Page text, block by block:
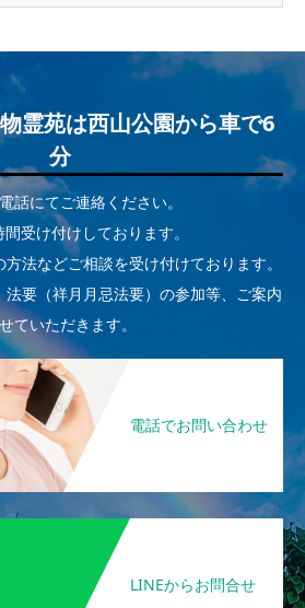
霊苑は西山公園から車で6
分
話にてご連絡ください。
受け付けしております。
法などご相談を受け付けております。
要（祥月月忌法要）の参加等、ご案内
ていただきます。
電話でお問い合わせ
LINEからお問合せ